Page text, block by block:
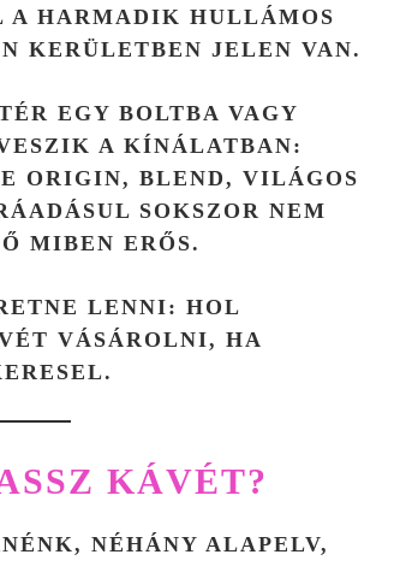
A HARMADIK HULLÁMOS
KERÜLETBEN JELEN VAN.
EGY BOLTBA VAGY
A KÍNÁLATBAN:
ORIGIN, BLEND, VILÁGOS
SOKSZOR NEM
MIBEN ERŐS.
LENNI: HOL
VÁSÁROLNI, HA
KÁVÉT?
NÉHÁNY ALAPELV,